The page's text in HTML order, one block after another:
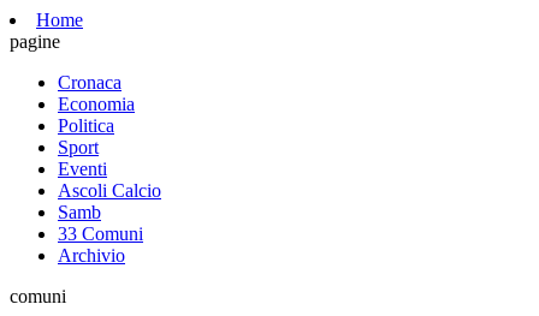
Home
pagine
Cronaca
Economia
Politica
Sport
Eventi
Ascoli Calcio
Samb
33 Comuni
Archivio
comuni